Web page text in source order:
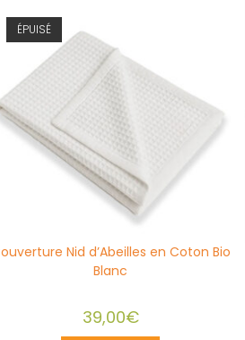
ÉPUISÉ
Nid d’Abeilles en Coton Bio
Blanc
39,00€